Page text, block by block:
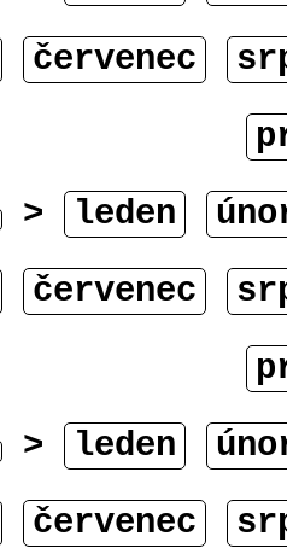
červenec
> leden
červenec
> leden
červenec